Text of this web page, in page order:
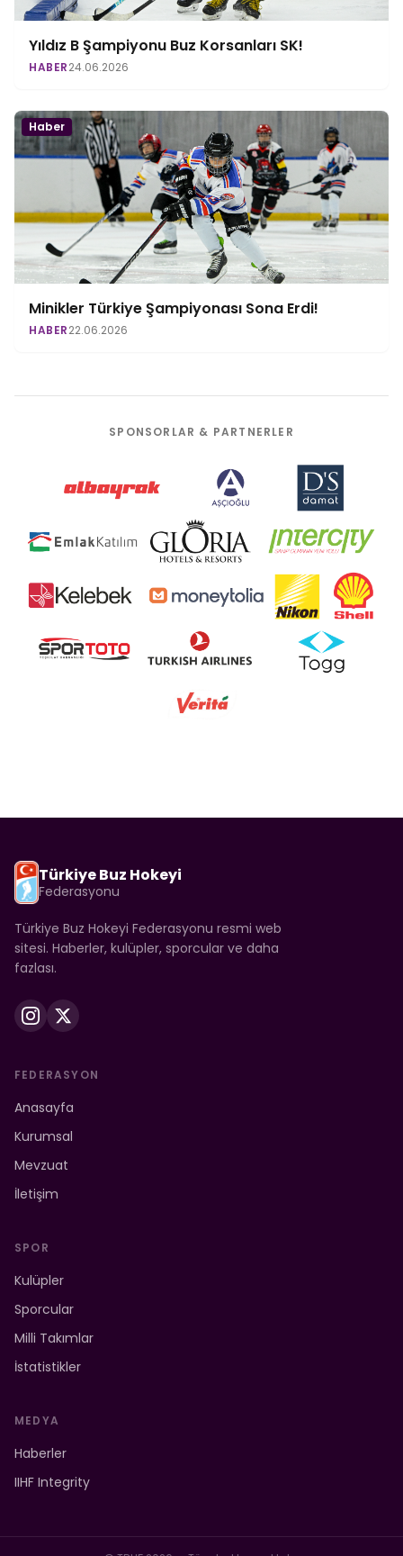
Yıldız B Şampiyonu Buz Korsanları SK!
HABER24.06.2026
Haber
Minikler Türkiye Şampiyonası Sona Erdi!
HABER22.06.2026
SPONSORLAR & PARTNERLER
Türkiye Buz Hokeyi
Federasyonu
Türkiye Buz Hokeyi Federasyonu resmi web
sitesi. Haberler, kulüpler, sporcular ve daha
fazlası.
FEDERASYON
Anasayfa
Kurumsal
Mevzuat
İletişim
SPOR
Kulüpler
Sporcular
Milli Takımlar
İstatistikler
MEDYA
Haberler
IIHF Integrity